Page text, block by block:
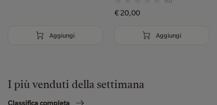
Aggiungi
€ 20,00
Aggiungi
I più venduti della settimana
Classifica completa